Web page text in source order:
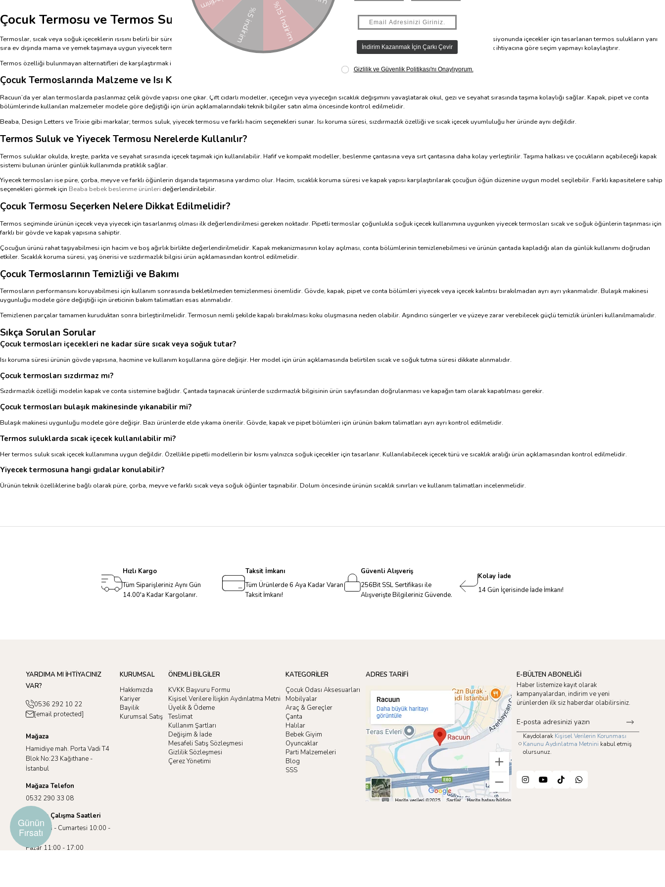
Çocuk Termosu ve Termos Suluk Modelleri
Termoslar, sıcak veya soğuk içeceklerin ısısını belirli bir süre koruyarak çocukların okuldan seyahate uzanan günlük rutinlerinde pratik bir çözüm sunar. Racuun termos koleksiyonunda içecekler için tasarlanan termos sulukların yanı
sıra ev dışında mama ve yemek taşımaya uygun yiyecek termosları da bulunur. Farklı hacim, kapak sistemi ve kullanım özelliklerine sahip modeller, çocuğun yaşına ve günlük ihtiyacına göre seçim yapmayı kolaylaştırır.
Termos özelliği bulunmayan alternatifleri de karşılaştırmak için
Çocuk Termoslarında Malzeme ve Isı Koruma Özellikleri
Racuun’da yer alan termoslarda paslanmaz çelik gövde yapısı öne çıkar. Çift cidarlı modeller, içeceğin veya yiyeceğin sıcaklık değişimini yavaşlatarak okul, gezi ve seyahat sırasında taşıma kolaylığı sağlar. Kapak, pipet ve conta
bölümlerinde kullanılan malzemeler modele göre değiştiği için ürün açıklamalarındaki teknik bilgiler satın alma öncesinde kontrol edilmelidir.
Beaba, Design Letters ve Trixie gibi markalar; termos suluk, yiyecek termosu ve farklı hacim seçenekleri sunar. Isı koruma süresi, sızdırmazlık özelliği ve sıcak içecek uyumluluğu her üründe aynı değildir.
Termos Suluk ve Yiyecek Termosu Nerelerde Kullanılır?
Termos suluklar okulda, kreşte, parkta ve seyahat sırasında içecek taşımak için kullanılabilir. Hafif ve kompakt modeller, beslenme çantasına veya sırt çantasına daha kolay yerleştirilir. Taşıma halkası ve çocukların açabileceği kapak
sistemi bulunan ürünler günlük kullanımda pratiklik sağlar.
Yiyecek termosları ise püre, çorba, meyve ve farklı öğünlerin dışarıda taşınmasına yardımcı olur. Hacim, sıcaklık koruma süresi ve kapak yapısı karşılaştırılarak çocuğun öğün düzenine uygun model seçilebilir. Farklı kapasitelere sahip
seçenekleri görmek için Beaba bebek beslenme ürünleri değerlendirilebilir.
Çocuk Termosu Seçerken Nelere Dikkat Edilmelidir?
Termos seçiminde ürünün içecek veya yiyecek için tasarlanmış olması ilk değerlendirilmesi gereken noktadır. Pipetli termoslar çoğunlukla soğuk içecek kullanımına uygunken yiyecek termosları sıcak ve soğuk öğünlerin taşınması için
farklı bir gövde ve kapak yapısına sahiptir.
Çocuğun ürünü rahat taşıyabilmesi için hacim ve boş ağırlık birlikte değerlendirilmelidir. Kapak mekanizmasının kolay açılması, conta bölümlerinin temizlenebilmesi ve ürünün çantada kapladığı alan da günlük kullanımı doğrudan
etkiler. Sıcaklık koruma süresi, yaş önerisi ve sızdırmazlık bilgisi ürün açıklamasından kontrol edilmelidir.
Çocuk Termoslarının Temizliği ve Bakımı
Termosların performansını koruyabilmesi için kullanım sonrasında bekletilmeden temizlenmesi önemlidir. Gövde, kapak, pipet ve conta bölümleri yiyecek veya içecek kalıntısı bırakılmadan ayrı ayrı yıkanmalıdır. Bulaşık makinesi
uygunluğu modele göre değiştiği için üreticinin bakım talimatları esas alınmalıdır.
Temizlenen parçalar tamamen kuruduktan sonra birleştirilmelidir. Termosun nemli şekilde kapalı bırakılması koku oluşmasına neden olabilir. Aşındırıcı süngerler ve yüzeye zarar verebilecek güçlü temizlik ürünleri kullanılmamalıdır.
Sıkça Sorulan Sorular
Çocuk termosları içecekleri ne kadar süre sıcak veya soğuk tutar?
Isı koruma süresi ürünün gövde yapısına, hacmine ve kullanım koşullarına göre değişir. Her model için ürün açıklamasında belirtilen sıcak ve soğuk tutma süresi dikkate alınmalıdır.
Çocuk termosları sızdırmaz mı?
Sızdırmazlık özelliği modelin kapak ve conta sistemine bağlıdır. Çantada taşınacak ürünlerde sızdırmazlık bilgisinin ürün sayfasından doğrulanması ve kapağın tam olarak kapatılması gerekir.
Çocuk termosları bulaşık makinesinde yıkanabilir mi?
Bulaşık makinesi uygunluğu modele göre değişir. Bazı ürünlerde elde yıkama önerilir. Gövde, kapak ve pipet bölümleri için ürünün bakım talimatları ayrı ayrı kontrol edilmelidir.
Termos suluklarda sıcak içecek kullanılabilir mi?
Her termos suluk sıcak içecek kullanımına uygun değildir. Özellikle pipetli modellerin bir kısmı yalnızca soğuk içecekler için tasarlanır. Kullanılabilecek içecek türü ve sıcaklık aralığı ürün açıklamasından kontrol edilmelidir.
Yiyecek termosuna hangi gıdalar konulabilir?
Ürünün teknik özelliklerine bağlı olarak püre, çorba, meyve ve farklı sıcak veya soğuk öğünler taşınabilir. Dolum öncesinde ürünün sıcaklık sınırları ve kullanım talimatları incelenmelidir.
Hızlı Kargo
Tüm Siparişleriniz Aynı Gün
14.00'a Kadar Kargolanır.
Taksit İmkanı
Tüm Ürünlerde 6 Aya Kadar Varan
Taksit İmkanı!
Güvenli Alışveriş
256Bit SSL Sertifikası ile
Alışverişte Bilgileriniz Güvende.
Kolay İade
14 Gün İçerisinde İade İmkanı!
YARDIMA MI İHTİYACINIZ
VAR?
0536 292 10 22
[email protected]
Mağaza
Hamidiye mah. Porta Vadi T4
Blok No:23 Kağıthane -
İstanbul
Mağaza Telefon
0532 290 33 08
Mağaza Çalışma Saatleri
Pazartesi - Cumartesi 10:00 -
19:00
Pazar 11:00 - 17:00
KURUMSAL
Hakkımızda
Kariyer
Bayilik
Kurumsal Satış
ÖNEMLİ BİLGİLER
KVKK Başvuru Formu
Kişisel Verilere İlişkin Aydınlatma Metni
Üyelik & Ödeme
Teslimat
Kullanım Şartları
Değişim & İade
Mesafeli Satış Sözleşmesi
Gizlilik Sözleşmesi
Çerez Yönetimi
KATEGORİLER
Çocuk Odası Aksesuarları
Mobilyalar
Araç & Gereçler
Çanta
Halılar
Bebek Giyim
Oyuncaklar
Parti Malzemeleri
Blog
SSS
ADRES TARİFİ
E-BÜLTEN ABONELİĞİ
Haber listemize kayıt olarak
kampanyalardan, indirim ve yeni
ürünlerden ilk siz haberdar olabilirsiniz.
Kaydolarak Kişisel Verilerin Korunması
Kanunu Aydınlatma Metnini kabul etmiş
olursunuz.
Günün
Fırsatı